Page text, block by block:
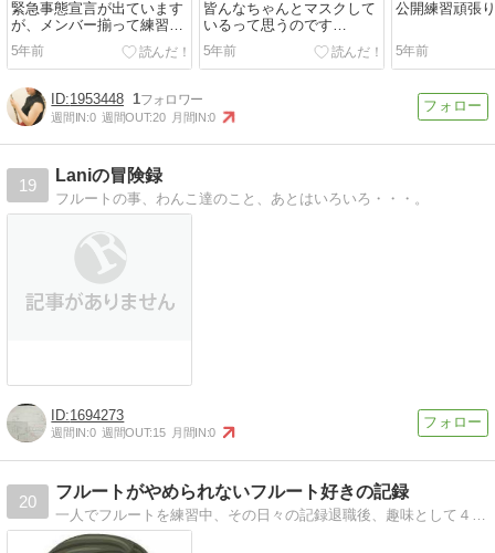
緊急事態宣言が出ています
が、メンバー揃って練習を
したいと考えております。
5年前
皆んなちゃんとマスクして
いるって思うのです
が・・・
5年前
公開練習頑張
5年前
1953448 1
週間IN:0 週間OUT:20 月間IN:0
19
Laniの冒険録
フルートの事、わんこ達のこと、あとはいろいろ・・・。
1694273
週間IN:0 週間OUT:15 月間IN:0
20
フルートがやめられないフルート好きの記録